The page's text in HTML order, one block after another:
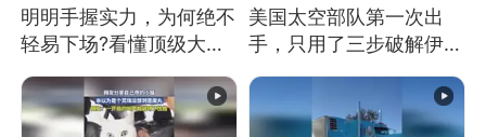
明明手握实力，为何绝不
轻易下场?看懂顶级大国
美国太空部队第一次出
手，只用了三步破解伊朗